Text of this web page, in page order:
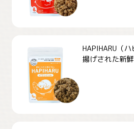
HAPIHARU（
揚げされた新